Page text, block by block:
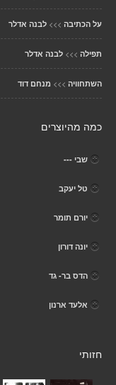
על הכתיבה >>> לבנה אדלר
תפילה >>> לבנה אדלר
השתחוויה >>> מנחם דוד
כמה מהיוצרים
שבי ---
טל יעקב
יורם תומר
יונה דורון
הדס בר- גד
אלעד ארנון
חזותי